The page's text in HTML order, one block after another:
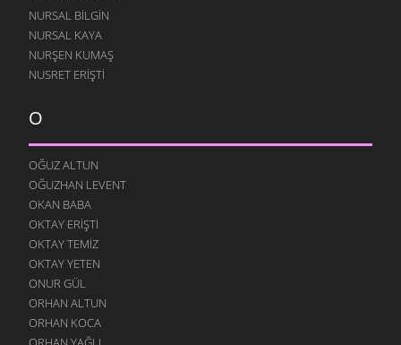
NURSAL BILGIN
NURSAL KAYA
NURŞEN KUMAŞ
NUSRET ERIŞTI
O
OĞUZ ALTUN
OĞUZHAN LEVENT
OKAN BABA
OKTAY ERIŞTI
OKTAY TEMIZ
OKTAY YETEN
ONUR GÜL
ORHAN ALTUN
ORHAN KOCA